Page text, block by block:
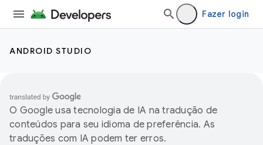
Fazer login
ANDROID STUDIO
O Google usa tecnologia de IA na tradução de
conteúdos para seu idioma de preferência. As
traduções com IA podem ter erros.